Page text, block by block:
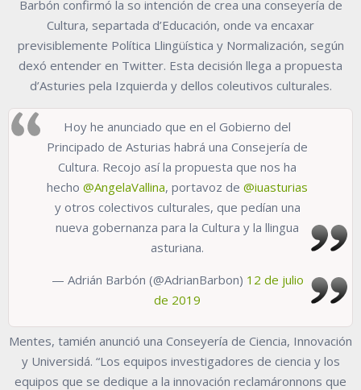
Barbón confirmó la so intención de crea una conseyería de
Cultura, separtada d’Educación, onde va encaxar
previsiblemente Política Llingüística y Normalización, según
dexó entender en Twitter. Esta decisión llega a propuesta
d’Asturies pela Izquierda y dellos coleutivos culturales.
Hoy he anunciado que en el Gobierno del
Principado de Asturias habrá una Consejería de
Cultura. Recojo así la propuesta que nos ha
hecho @AngelaVallina, portavoz de @iuasturias
y otros colectivos culturales, que pedían una
nueva gobernanza para la Cultura y la llingua
asturiana.
— Adrián Barbón (@AdrianBarbon) 12 de julio
de 2019
Mentes, tamién anunció una Conseyería de Ciencia, Innovación
y Universidá. “Los equipos investigadores de ciencia y los
equipos que se dedique a la innovación reclamáronnons que